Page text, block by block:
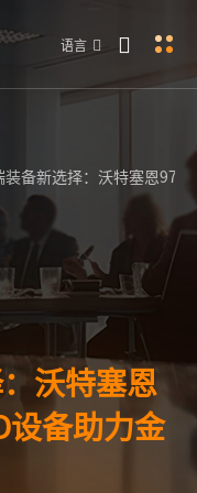
语言
装备新选择：沃特塞恩
沃特塞恩
设备助力金